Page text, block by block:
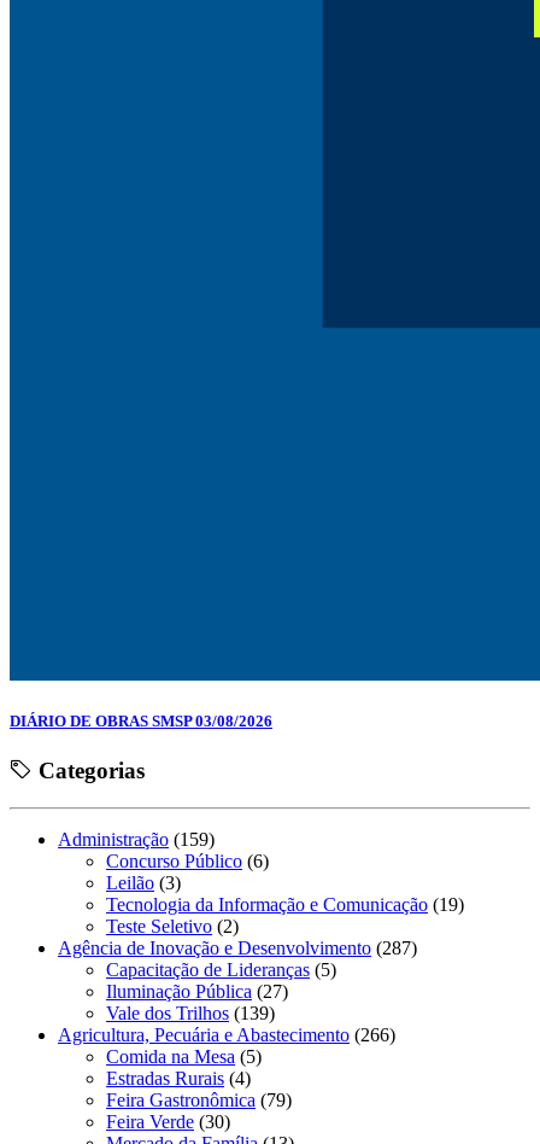
DIÁRIO DE OBRAS SMSP 03/08/2026
Categorias
Administração (159)
Concurso Público (6)
Leilão (3)
Tecnologia da Informação e Comunicação (19)
Teste Seletivo (2)
Agência de Inovação e Desenvolvimento (287)
Capacitação de Lideranças (5)
Iluminação Pública (27)
Vale dos Trilhos (139)
Agricultura, Pecuária e Abastecimento (266)
Comida na Mesa (5)
Estradas Rurais (4)
Feira Gastronômica (79)
Feira Verde (30)